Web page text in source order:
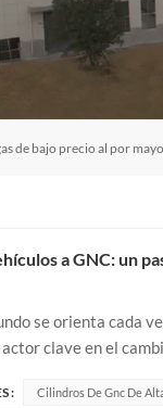
de bajo precio al por
a GNC: un
se orienta cada
clave en el
: Cilindros De Gnc De